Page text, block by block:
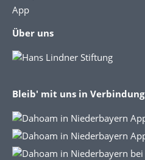
App
Über uns
Bleib' mit uns in Verbindung